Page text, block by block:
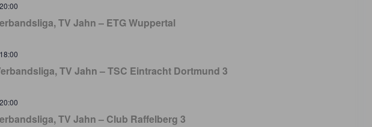
TV Jahn – ETG Wuppertal
20:00
TV Jahn – TSC Eintracht Dortmund 3
18:00
TV Jahn – Club Raffelberg 3
20:00